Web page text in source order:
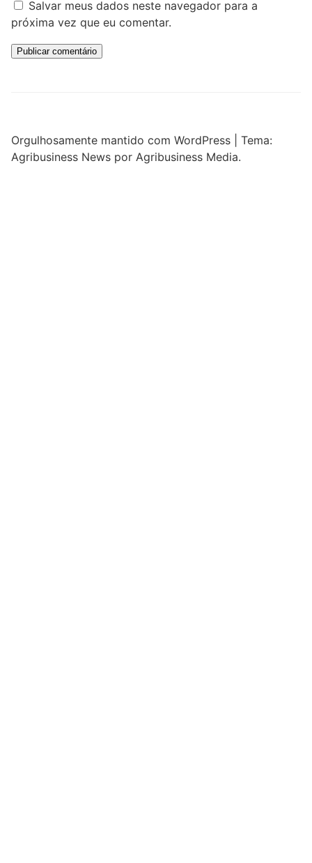
Salvar meus dados neste navegador para a
próxima vez que eu comentar.
Orgulhosamente mantido com WordPress
Tema:
Agribusiness News por Agribusiness Media.